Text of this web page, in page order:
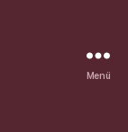
Menü